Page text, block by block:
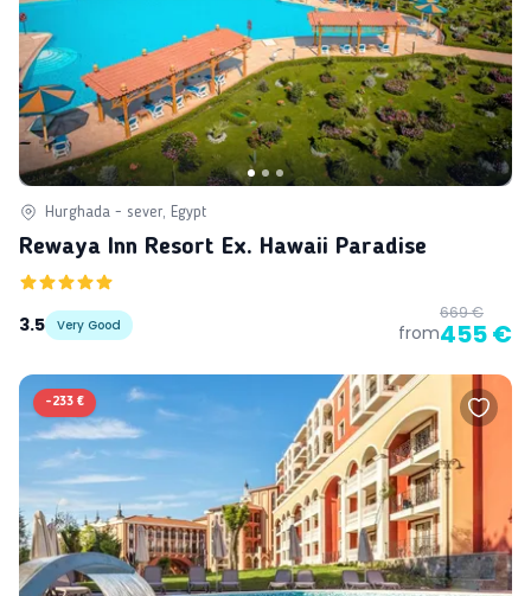
Hurghada - sever, Egypt
Rewaya Inn Resort Ex. Hawaii Paradise
3.5 Very Good from
669 €
455 €
-233 €